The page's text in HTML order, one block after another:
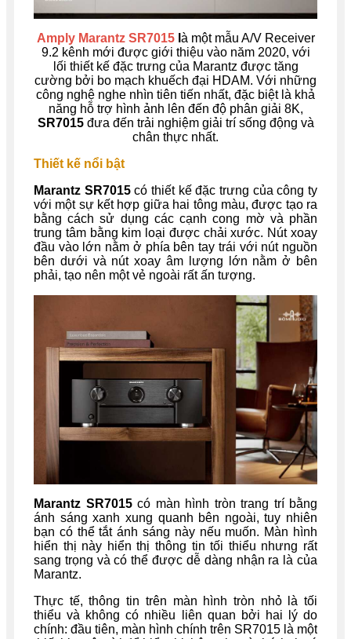
Amply Marantz SR7015l à một mẫu A/V Receiver
9.2 kênh mới được giới thiệu vào năm 2020, với
lối thiết kế đặc trưng của Marantz được tăng
cường bởi bo mạch khuếch đại HDAM. Với những
công nghệ nghe nhìn tiên tiến nhất, đặc biệt là khả
năng hỗ trợ hình ảnh lên đến độ phân giải 8K,
SR7015đưa đến trải nghiệm giải trí sống động và
chân thực nhất.
Thiết kế nổi bật
Marantz SR7015có thiết kế đặc trưng của công ty
với một sự kết hợp giữa hai tông màu, được tạo ra
bằng cách sử dụng các cạnh cong mờ và phần
trung tâm bằng kim loại được chải xước. Nút xoay
đầu vào lớn nằm ở phía bên tay trái với nút nguồn
bên dưới và nút xoay âm lượng lớn nằm ở bên
phải, tạo nên một vẻ ngoài rất ấn tượng.
Marantz SR7015có màn hình tròn trang trí bằng
ánh sáng xanh xung quanh bên ngoài, tuy nhiên
bạn có thể tắt ánh sáng này nếu muốn. Màn hình
hiển thị này hiển thị thông tin tối thiểu nhưng rất
sang trọng và có thể được dễ dàng nhận ra là của
Marantz.
Thực tế, thông tin trên màn hình tròn nhỏ là tối
thiểu và không có nhiều liên quan bởi hai lý do
chính: đầu tiên, màn hình chính trên SR7015 là một